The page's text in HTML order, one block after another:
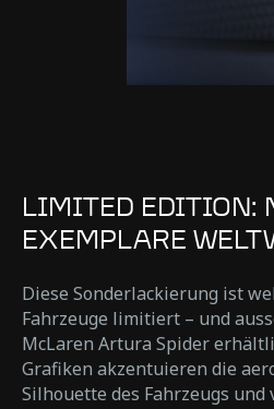
LIMITED EDITION:
EXEMPLARE
Diese Sonderlackierung ist
Fahrzeuge limitiert – und
McLaren Artura Spider
Grafiken akzentuieren die
Silhouette des Fahrzeugs und